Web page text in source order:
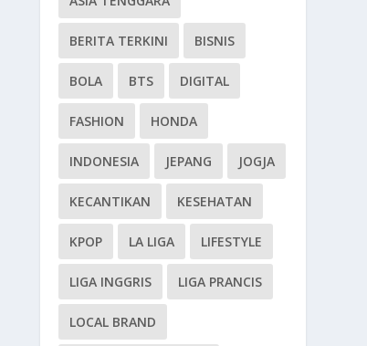
BERITA TERKINI BISNIS
BOLA BTS DIGITAL
FASHION HONDA
INDONESIA JEPANG JOGJA
KECANTIKAN KESEHATAN
KPOP LA LIGA LIFESTYLE
LIGA INGGRIS LIGA PRANCIS
LOCAL BRAND